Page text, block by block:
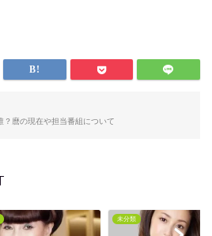
？麿の現在や担当番組について
未分類